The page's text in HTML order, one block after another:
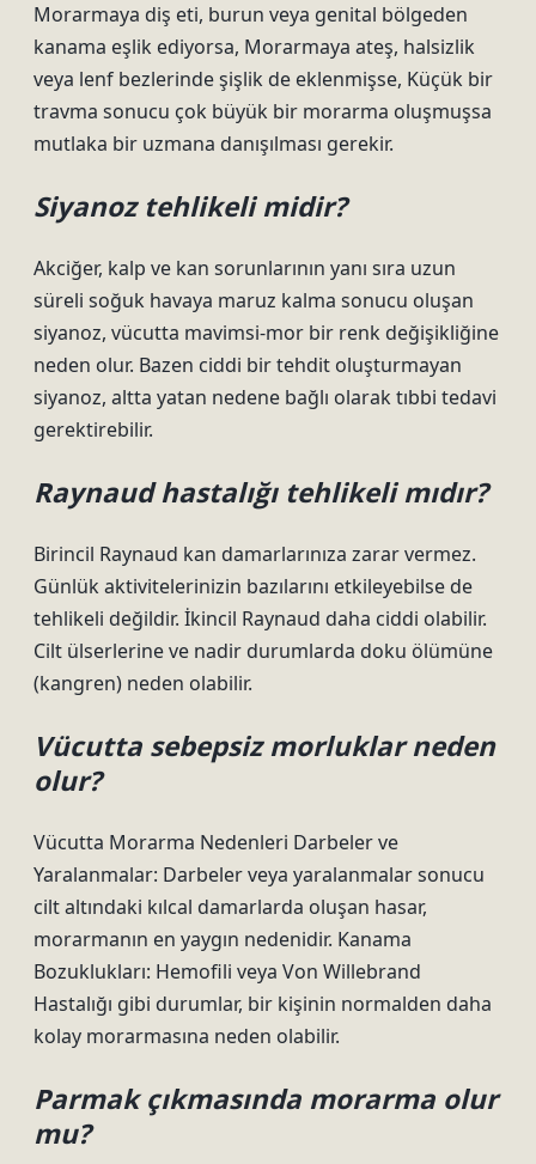
Morarmaya diş eti, burun veya genital bölgeden
kanama eşlik ediyorsa, Morarmaya ateş, halsizlik
veya lenf bezlerinde şişlik de eklenmişse, Küçük bir
travma sonucu çok büyük bir morarma oluşmuşsa
mutlaka bir uzmana danışılması gerekir.
Siyanoz tehlikeli midir?
Akciğer, kalp ve kan sorunlarının yanı sıra uzun
süreli soğuk havaya maruz kalma sonucu oluşan
siyanoz, vücutta mavimsi-mor bir renk değişikliğine
neden olur. Bazen ciddi bir tehdit oluşturmayan
siyanoz, altta yatan nedene bağlı olarak tıbbi tedavi
gerektirebilir.
Raynaud hastalığı tehlikeli mıdır?
Birincil Raynaud kan damarlarınıza zarar vermez.
Günlük aktivitelerinizin bazılarını etkileyebilse de
tehlikeli değildir. İkincil Raynaud daha ciddi olabilir.
Cilt ülserlerine ve nadir durumlarda doku ölümüne
(kangren) neden olabilir.
Vücutta sebepsiz morluklar neden
olur?
Vücutta Morarma Nedenleri Darbeler ve
Yaralanmalar: Darbeler veya yaralanmalar sonucu
cilt altındaki kılcal damarlarda oluşan hasar,
morarmanın en yaygın nedenidir. Kanama
Bozuklukları: Hemofili veya Von Willebrand
Hastalığı gibi durumlar, bir kişinin normalden daha
kolay morarmasına neden olabilir.
Parmak çıkmasında morarma olur
mu?